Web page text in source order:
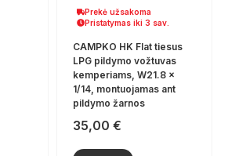
Prekė užsakoma
Pristatymas iki 3 sav.
CAMPKO HK Flat tiesus
LPG pildymo vožtuvas
kemperiams, W21.8 x
1/14, montuojamas ant
pildymo žarnos
35,00 €